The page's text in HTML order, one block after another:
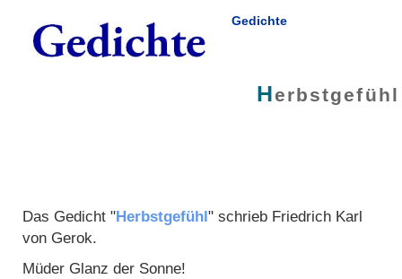
Gedichte
Herbstgefühl
Das Gedicht "Herbstgefühl" schrieb Friedrich Karl
von Gerok.
Müder Glanz der Sonne!